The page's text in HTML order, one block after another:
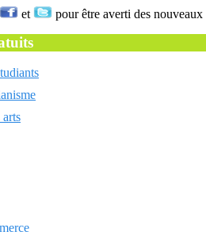
et pour être averti des